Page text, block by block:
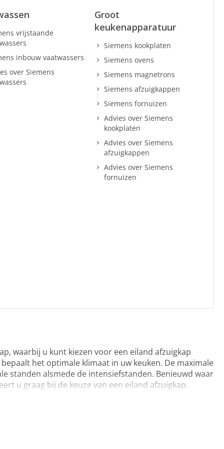
vrijstaande
inbouw vaatwassers
over Siemens
Groot
keukenapparatuur
Siemens kookplaten
Siemens ovens
Siemens magnetrons
Siemens afzuigkappen
Siemens fornuizen
Advies over Siemens
kookplaten
Advies over Siemens
afzuigkappen
Advies over Siemens
fornuizen
waarbij u kunt kiezen voor een eiland afzuigkap
het optimale klimaat in uw keuken. De maximale
standen alsmede de intensiefstanden. Benieuwd waar
u graag bij de keuze van een eiland afzuigkap.